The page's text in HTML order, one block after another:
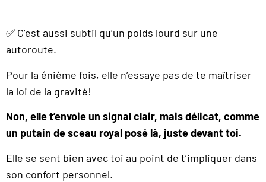
✅ C’est aussi subtil qu’un poids lourd sur une
autoroute.
Pour la énième fois, elle n’essaye pas de te maîtriser
la loi de la gravité!
Non, elle t’envoie un signal clair, mais délicat, comme
un putain de sceau royal posé là, juste devant toi.
Elle se sent bien avec toi au point de t’impliquer dans
son confort personnel.